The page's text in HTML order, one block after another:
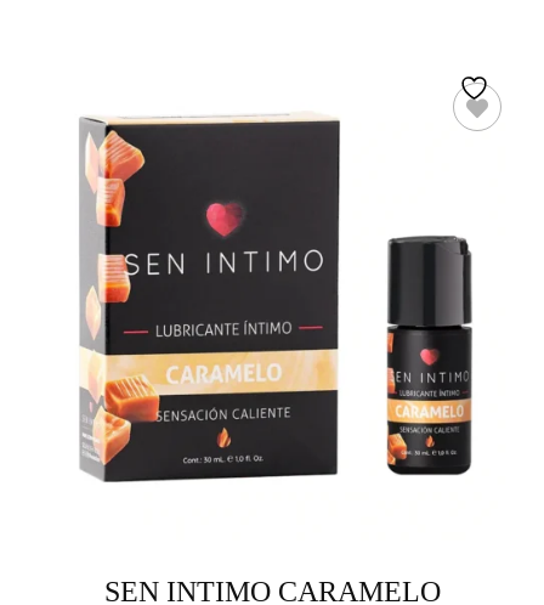
SEN INTIMO CARAMELO